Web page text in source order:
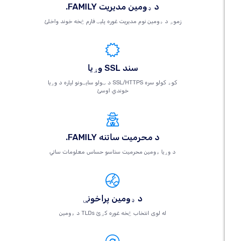
.FAMILY د ډومین مدیریت
زموږ د ډومین نوم مدیریت غوره پلیټ فارم څخه خوند واخلئ
وړیا SSL سند
د ټولو سایټونو لپاره د وړیا SSL/HTTPS کوډ کولو سره
خوندي اوسئ
.FAMILY د محرمیت ساتنه
د وړیا ډومین محرمیت ستاسو حساس معلومات ساتي
د ډومین پراخونې
د ډومین TLDs له لوی انتخاب څخه غوره کړئ